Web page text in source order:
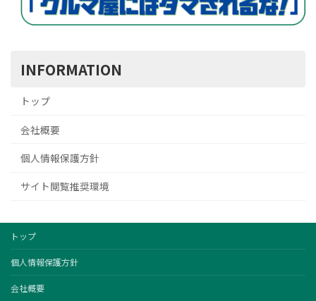
INFORMATION
トップ
会社概要
個人情報保護方針
サイト閲覧推奨環境
トップ
個人情報保護方針
会社概要